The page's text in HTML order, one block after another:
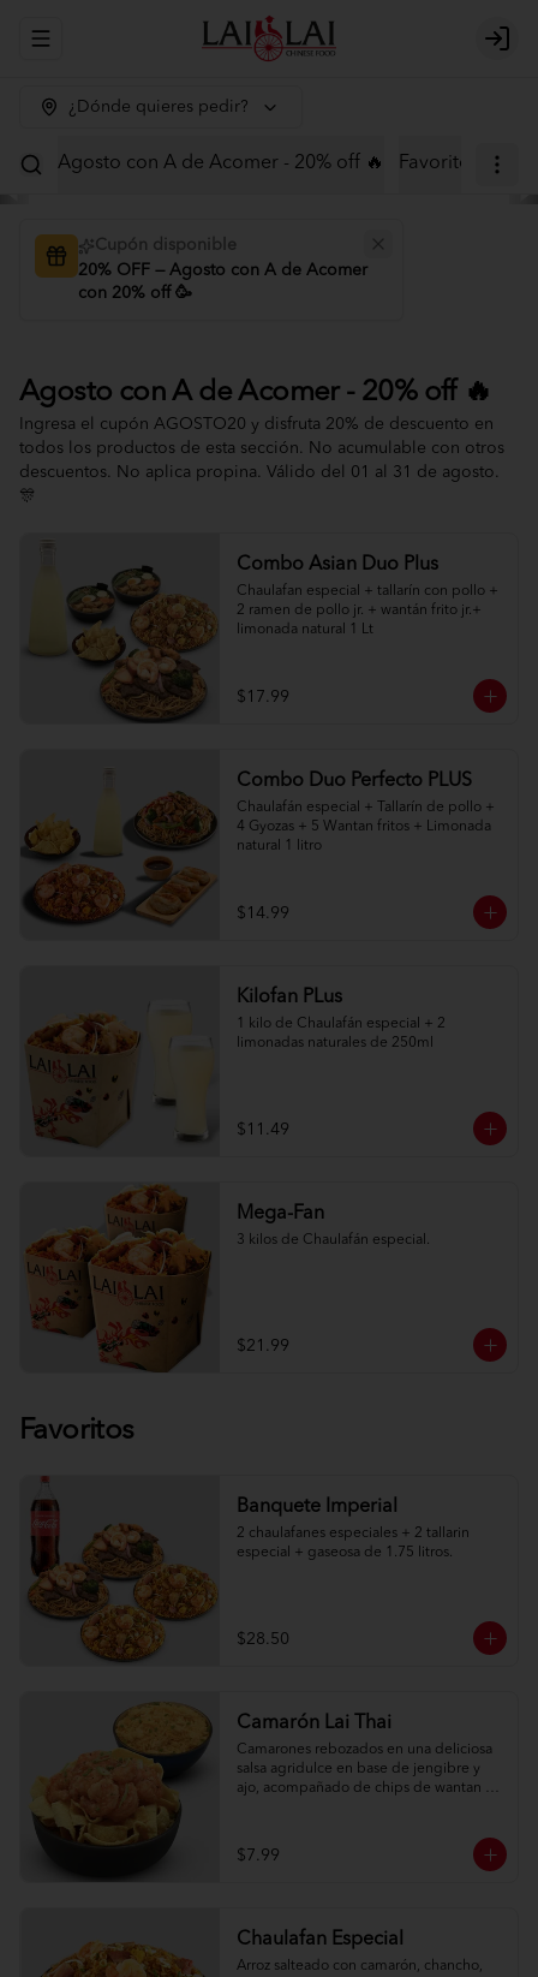
Abrir menu de navegación
¿Dónde quieres pedir?
Agosto con A de Acomer - 20% off 🔥 Favoritos
Cupón disponible
20% OFF — Agosto con A de Acomer
con 20% off 🥳
Agosto con A de Acomer - 20% off 🔥
Ingresa el cupón AGOSTO20 y disfruta 20% de descuento en
todos los productos de esta sección. No acumulable con otros
descuentos. No aplica propina. Válido del 01 al 31 de agosto.
🎊
Combo Asian Duo Plus
Chaulafan especial + tallarín con pollo +
2 ramen de pollo jr. + wantán frito jr.+
limonada natural 1 Lt
$17.99
Combo Duo Perfecto PLUS
Chaulafán especial + Tallarín de pollo +
4 Gyozas + 5 Wantan fritos + Limonada
natural 1 litro
$14.99
Kilofan PLus
1 kilo de Chaulafán especial + 2
limonadas naturales de 250ml
$11.49
Mega-Fan
3 kilos de Chaulafán especial.
$21.99
Favoritos
Banquete Imperial
2 chaulafanes especiales + 2 tallarin
especial + gaseosa de 1.75 litros.
$28.50
Camarón Lai Thai
Camarones rebozados en una deliciosa
salsa agridulce en base de jengibre y
ajo, acompañado de chips de wantan y
$7.99
Chaulafan Especial
Arroz salteado con camarón, chancho,